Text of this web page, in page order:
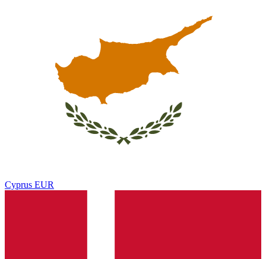
Cyprus EUR